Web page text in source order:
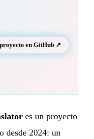
en GitHub ↗
es un proyecto
desde 2024: un